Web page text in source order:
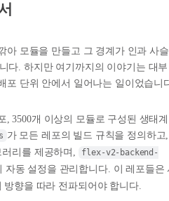
아 모듈을 만들고 그 경계가 인과 사슬
다. 하지만 여기까지의 이야기는 대부
포 단위 안에서 일어나는 일이었습니
, 3500개 이상의 모듈로 구성된 생태계
가 모든 레포의 빌드 규칙을 정의하고,
리를 제공하며,
flex-v2-backend-
자동 설정을 관리합니다. 이 레포들은
향을 따라 전파되어야 합니다.